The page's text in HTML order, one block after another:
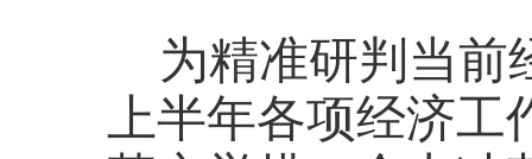
为精准研判当前
上半年各项经济